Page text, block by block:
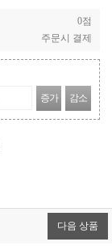
0점
주문시 결제
증가 감소
다음 상품